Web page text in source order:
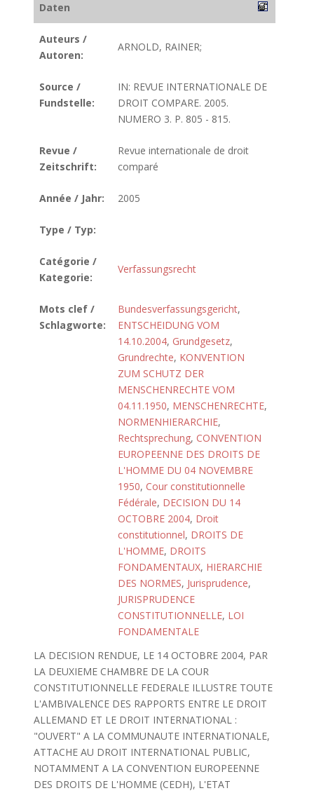
Daten
Auteurs /
Autoren:
ARNOLD, RAINER;
Source /
Fundstelle:
IN: REVUE INTERNATIONALE DE
DROIT COMPARE. 2005.
NUMERO 3. P. 805 - 815.
Revue /
Zeitschrift:
Revue internationale de droit
comparé
Année / Jahr: 2005
Type / Typ:
Catégorie /
Kategorie:
Verfassungsrecht
Mots clef /
Schlagworte:
Bundesverfassungsgericht,
ENTSCHEIDUNG VOM
14.10.2004, Grundgesetz,
Grundrechte, KONVENTION
ZUM SCHUTZ DER
MENSCHENRECHTE VOM
04.11.1950, MENSCHENRECHTE,
NORMENHIERARCHIE,
Rechtsprechung, CONVENTION
EUROPEENNE DES DROITS DE
L'HOMME DU 04 NOVEMBRE
1950, Cour constitutionnelle
Fédérale, DECISION DU 14
OCTOBRE 2004, Droit
constitutionnel, DROITS DE
L'HOMME, DROITS
FONDAMENTAUX, HIERARCHIE
DES NORMES, Jurisprudence,
JURISPRUDENCE
CONSTITUTIONNELLE, LOI
FONDAMENTALE
LA DECISION RENDUE, LE 14 OCTOBRE 2004, PAR
LA DEUXIEME CHAMBRE DE LA COUR
CONSTITUTIONNELLE FEDERALE ILLUSTRE TOUTE
L'AMBIVALENCE DES RAPPORTS ENTRE LE DROIT
ALLEMAND ET LE DROIT INTERNATIONAL :
"OUVERT" A LA COMMUNAUTE INTERNATIONALE,
ATTACHE AU DROIT INTERNATIONAL PUBLIC,
NOTAMMENT A LA CONVENTION EUROPEENNE
DES DROITS DE L'HOMME (CEDH), L'ETAT